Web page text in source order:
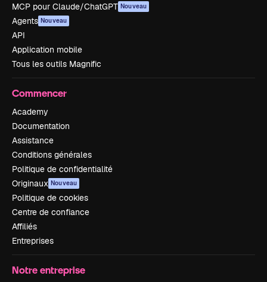
MCP pour Claude/ChatGPT Nouveau
Agents Nouveau
API
Application mobile
Tous les outils Magnific
Commencer
Academy
Documentation
Assistance
Conditions générales
Politique de confidentialité
Originaux Nouveau
Politique de cookies
Centre de confiance
Affiliés
Entreprises
Notre entreprise